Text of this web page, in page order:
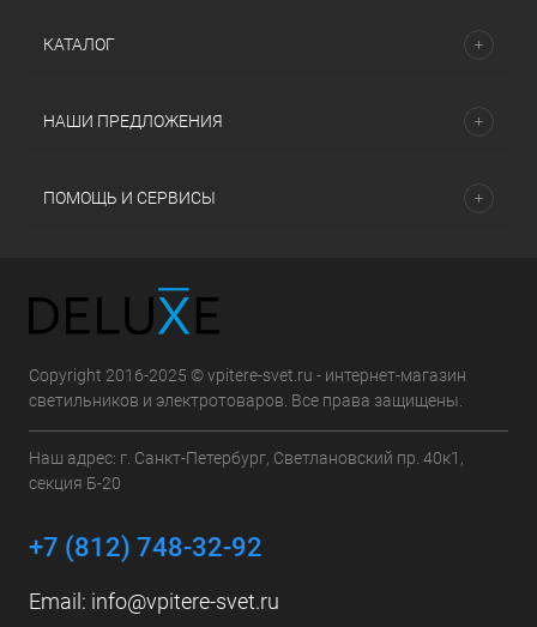
КАТАЛОГ
НАШИ ПРЕДЛОЖЕНИЯ
ПОМОЩЬ И СЕРВИСЫ
Copyright 2016-2025 © vpitere-svet.ru - интернет-магазин
светильников и электротоваров. Все права защищены.
Наш адрес: г. Санкт-Петербург, Светлановский пр. 40к1,
секция Б-20
+7 (812) 748-32-92
Email: info@vpitere-svet.ru